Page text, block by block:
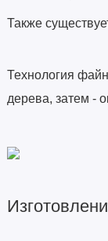
Также
Технология
дерева, затем -